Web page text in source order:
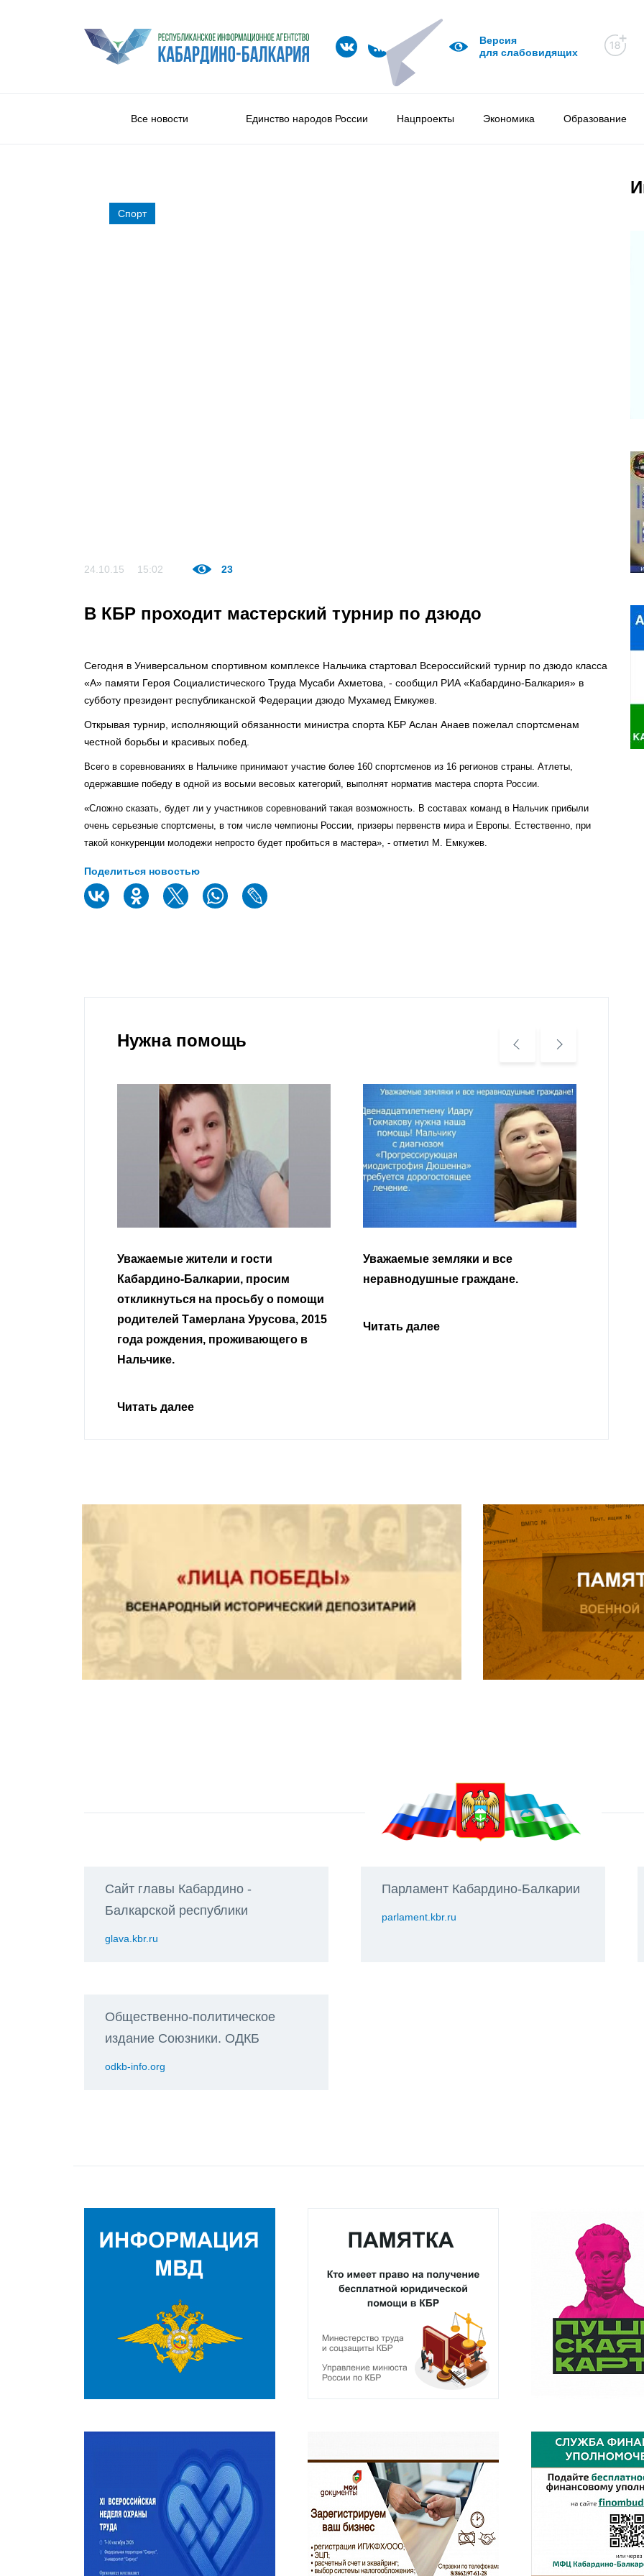
Версия
для слабовидящих
Все новости Единство народов России Нацпроекты Экономика Образование
Спорт
24.10.15 15:02 23
В КБР проходит мастерский турнир по дзюдо
Сегодня в Универсальном спортивном комплексе Нальчика стартовал Всероссийский турнир по дзюдо класса
«А» памяти Героя Социалистического Труда Мусаби Ахметова, - сообщил РИА «Кабардино-Балкария» в
субботу президент республиканской Федерации дзюдо Мухамед Емкужев.
Открывая турнир, исполняющий обязанности министра спорта КБР Аслан Анаев пожелал спортсменам
честной борьбы и красивых побед.
Всего в соревнованиях в Нальчике принимают участие более 160 спортсменов из 16 регионов страны. Атлеты,
одержавшие победу в одной из восьми весовых категорий, выполнят норматив мастера спорта России.
«Сложно сказать, будет ли у участников соревнований такая возможность. В составах команд в Нальчик прибыли
очень серьезные спортсмены, в том числе чемпионы России, призеры первенств мира и Европы. Естественно, при
такой конкуренции молодежи непросто будет пробиться в мастера», - отметил М. Емкужев.
Поделиться новостью
Нужна помощь
Уважаемые жители и гости
Кабардино-Балкарии, просим
откликнуться на просьбу о помощи
родителей Тамерлана Урусова, 2015
года рождения, проживающего в
Нальчике.
Читать далее
Уважаемые земляки и все
неравнодушные граждане.
Читать далее
Сайт главы Кабардино -
Балкарской республики
glava.kbr.ru
Парламент Кабардино-Балкарии
parlament.kbr.ru
Общественно-политическое
издание Союзники. ОДКБ
odkb-info.org